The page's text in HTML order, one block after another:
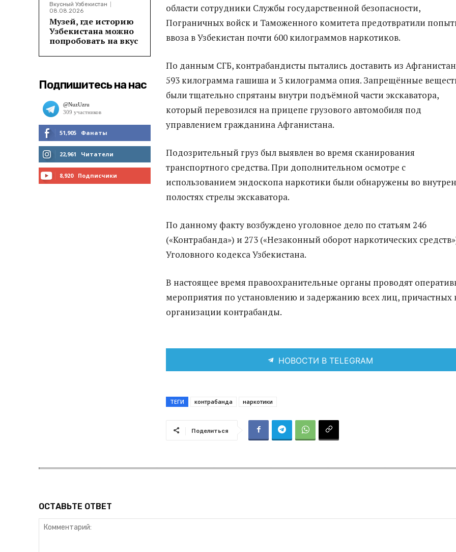
Вкусный Узбекистан
08.08.2026
Музей, где историю
Узбекистана можно
попробовать на вкус
Подпишитесь на нас
51,905 Фанаты
МНЕ НРАВИТСЯ
22,961 Читатели
8,920 Подписчики
области сотрудники Службы государственной безопасности,
Пограничных войск и Таможенного комитета предотвратили
ввоза в Узбекистан почти 600 килограммов наркотиков.
По данным СГБ, контрабандисты пытались доставить из
593 килограмма гашиша и 3 килограмма опия. Запрещённые
были тщательно спрятаны внутри подъёмной части экскаватора,
который перевозился на прицепе грузового автомобиля под
управлением гражданина Афганистана.
Подозрительный груз был выявлен во время сканирования
транспортного средства. При дополнительном осмотре с
использованием эндоскопа наркотики были обнаружены во
полостях стрелы экскаватора.
По данному факту возбуждено уголовное дело по статьям 246
(«Контрабанда») и 273 («Незаконный оборот наркотических
Уголовного кодекса Узбекистана.
В настоящее время правоохранительные органы проводят
мероприятия по установлению и задержанию всех лиц, причастных
организации контрабанды.
НОВОСТИ В TELEGRAM
ТЕГИ контрабанда наркотики
Поделиться
ОСТАВЬТЕ ОТВЕТ